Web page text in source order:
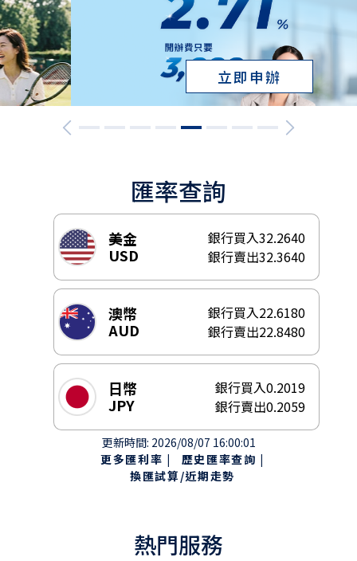
外匯
投資理財
保險
聯絡我們
服務據點
立即申辦
匯率查詢
美金
USD
銀行買入32.2640
銀行賣出32.3640
澳幣
AUD
銀行買入22.6180
銀行賣出22.8480
日幣
JPY
銀行買入0.2019
銀行賣出0.2059
更多匯利率 |
歷史匯率查詢 |
換匯試算/近期走勢
更新時間: 2026/08/07 16:00:01
熱門服務